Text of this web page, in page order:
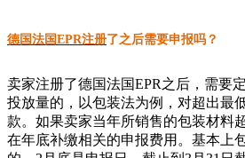
德国法国EPR注册了之后需要申报吗？
卖家注册了德国法国EPR之后，需要
投放量的，以包装法为例，对超出最
款。如果卖家当年所销售的包装材料
在年底补缴相关的申报费用。基本上